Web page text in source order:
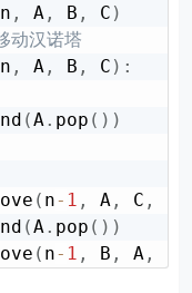
n , A , B , C )
动汉诺塔
n , A , B , C ) :
(A. pop ( ) )
( n- 1 , A , C ,
(A. pop ( ) )
( n- 1 , B , A ,